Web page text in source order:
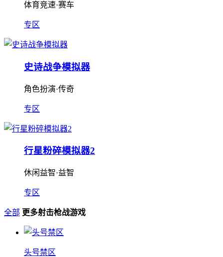
体育竞速·赛车
专区
史诗战争模拟器
角色扮演·传奇
专区
行星粉碎模拟器2
休闲益智·益智
专区
全部 更多射击枪战游戏
头号禁区